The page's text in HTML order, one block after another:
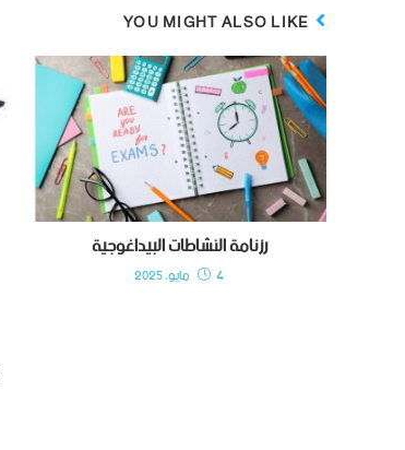
YOU MIGHT ALSO LIKE
رزنامة النشاطات البيداغوجية
4 مايو، 2025